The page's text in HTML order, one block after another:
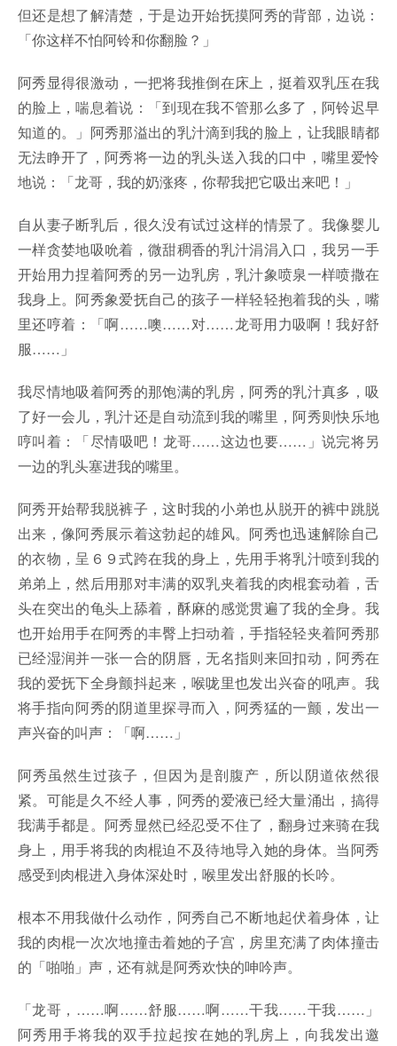
但还是想了解清楚，于是边开始抚摸阿秀的背部，边说：
「你这样不怕阿铃和你翻脸？」
阿秀显得很激动，一把将我推倒在床上，挺着双乳压在我
的脸上，喘息着说：「到现在我不管那么多了，阿铃迟早
知道的。」阿秀那溢出的乳汁滴到我的脸上，让我眼睛都
无法睁开了，阿秀将一边的乳头送入我的口中，嘴里爱怜
地说：「龙哥，我的奶涨疼，你帮我把它吸出来吧！」
自从妻子断乳后，很久没有试过这样的情景了。我像婴儿
一样贪婪地吸吮着，微甜稠香的乳汁涓涓入口，我另一手
开始用力捏着阿秀的另一边乳房，乳汁象喷泉一样喷撒在
我身上。阿秀象爱抚自己的孩子一样轻轻抱着我的头，嘴
里还哼着：「啊……噢……对……龙哥用力吸啊！我好舒
服……」
我尽情地吸着阿秀的那饱满的乳房，阿秀的乳汁真多，吸
了好一会儿，乳汁还是自动流到我的嘴里，阿秀则快乐地
哼叫着：「尽情吸吧！龙哥……这边也要……」说完将另
一边的乳头塞进我的嘴里。
阿秀开始帮我脱裤子，这时我的小弟也从脱开的裤中跳脱
出来，像阿秀展示着这勃起的雄风。阿秀也迅速解除自己
的衣物，呈６９式跨在我的身上，先用手将乳汁喷到我的
弟弟上，然后用那对丰满的双乳夹着我的肉棍套动着，舌
头在突出的龟头上舔着，酥麻的感觉贯遍了我的全身。我
也开始用手在阿秀的丰臀上扫动着，手指轻轻夹着阿秀那
已经湿润并一张一合的阴唇，无名指则来回扣动，阿秀在
我的爱抚下全身颤抖起来，喉咙里也发出兴奋的吼声。我
将手指向阿秀的阴道里探寻而入，阿秀猛的一颤，发出一
声兴奋的叫声：「啊……」
阿秀虽然生过孩子，但因为是剖腹产，所以阴道依然很
紧。可能是久不经人事，阿秀的爱液已经大量涌出，搞得
我满手都是。阿秀显然已经忍受不住了，翻身过来骑在我
身上，用手将我的肉棍迫不及待地导入她的身体。当阿秀
感受到肉棍进入身体深处时，喉里发出舒服的长吟。
根本不用我做什么动作，阿秀自己不断地起伏着身体，让
我的肉棍一次次地撞击着她的子宫，房里充满了肉体撞击
的「啪啪」声，还有就是阿秀欢快的呻吟声。
「龙哥，……啊……舒服……啊……干我……干我……」
阿秀用手将我的双手拉起按在她的乳房上，向我发出邀